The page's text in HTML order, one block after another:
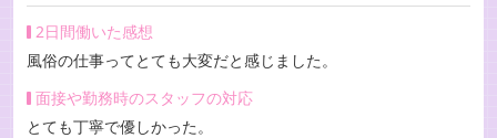
2日間働いた感想
風俗の仕事ってとても大変だと感じました。
面接や勤務時のスタッフの対応
とても丁寧で優しかった。